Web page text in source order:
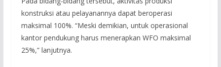
konstruksi atau pelayanannya dapat beroperasi
maksimal 100%. “Meski demikian, untuk operasional
kantor pendukung harus menerapkan WFO maksimal
25%,” lanjutnya.